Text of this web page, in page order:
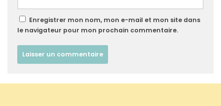
Enregistrer mon nom, mon e-mail et mon site dans
le navigateur pour mon prochain commentaire.